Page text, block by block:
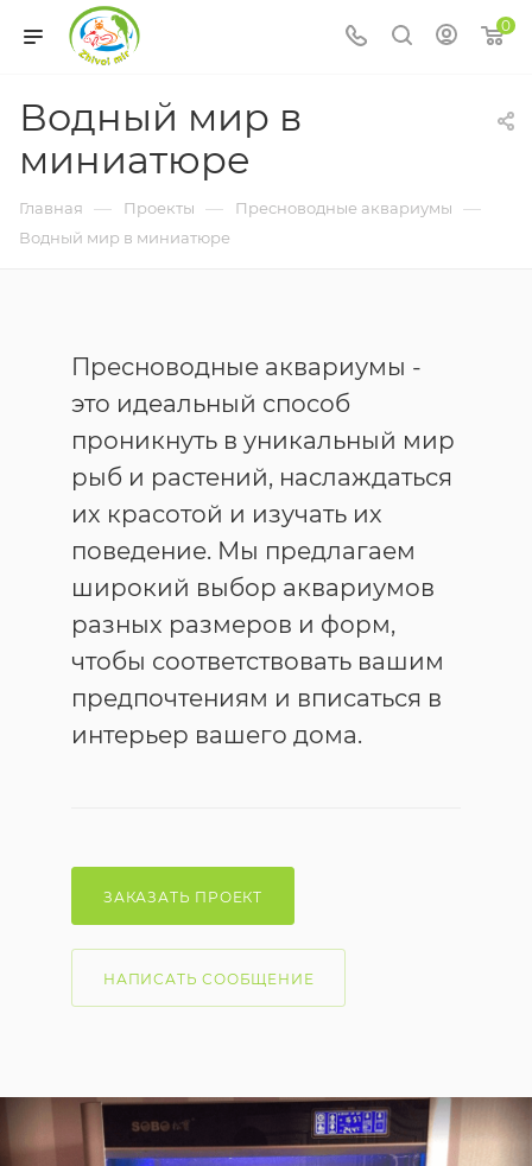
0
Водный мир в
миниатюре
Главная — Проекты — Пресноводные аквариумы —
Водный мир в миниатюре
Пресноводные аквариумы -
это идеальный способ
проникнуть в уникальный мир
рыб и растений, наслаждаться
их красотой и изучать их
поведение. Мы предлагаем
широкий выбор аквариумов
разных размеров и форм,
чтобы соответствовать вашим
предпочтениям и вписаться в
интерьер вашего дома.
ЗАКАЗАТЬ ПРОЕКТ
НАПИСАТЬ СООБЩЕНИЕ